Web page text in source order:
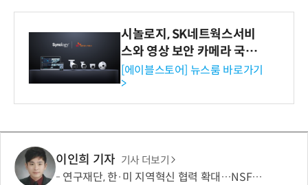
시놀로지, SK네트웍스서비
스와 영상 보안 카메라 국내
독점 판매 파트너십 체결
[에이블스토어] 뉴스룸 바로가기
>
이인희 기자 기사 더보기
연구재단, 한·미 지역혁신 협력 확대…NSF와 반도체·우주항공 연계 모색